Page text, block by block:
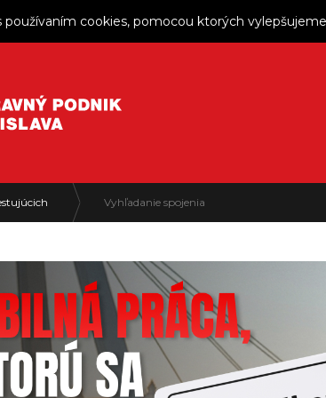
používaním cookies, pomocou ktorých
Vyhľadanie spojenia